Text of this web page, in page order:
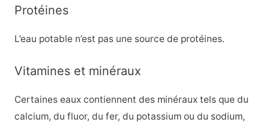
Protéines
L’eau potable n’est pas une source de protéines.
Vitamines et minéraux
Certaines eaux contiennent des minéraux tels que du
calcium, du fluor, du fer, du potassium ou du sodium,